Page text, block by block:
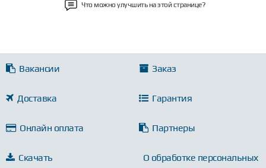
Что можно улучшить на этой странице?
Вакансии Заказ
Доставка Гарантия
Онлайн оплата Партнеры
Скачать О обработке персональных